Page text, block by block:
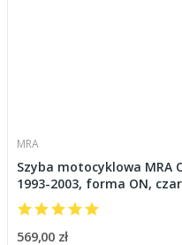
MRA
Szyba motocyklowa MRA
1993-2003, forma ON,
569,00 zł